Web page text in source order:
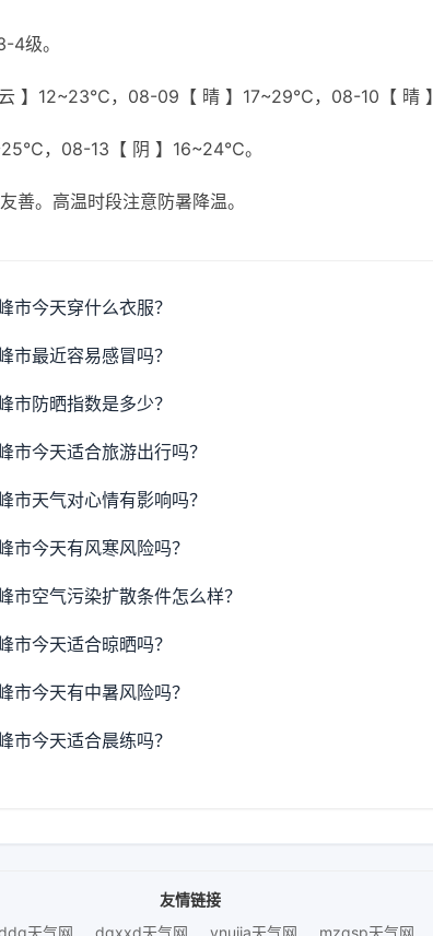
4级。
】12~23℃，08-09【 晴 】17~29℃，08-10【 晴 】
，08-13【 阴 】16~24℃。
善。高温时段注意防暑降温。
市今天穿什么衣服？
市最近容易感冒吗？
市防晒指数是多少？
市今天适合旅游出行吗？
市天气对心情有影响吗？
市今天有风寒风险吗？
市空气污染扩散条件怎么样？
市今天适合晾晒吗？
市今天有中暑风险吗？
市今天适合晨练吗？
友情链接
天气网
dqxxd天气网 vnujja天气网 mzqsp天气网